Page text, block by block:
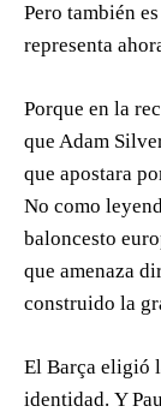
Pero también
representa
Porque en la
que Adam
que apostara
No como
baloncesto
que amenaza
construido la
El Barça eligió
identidad. Y